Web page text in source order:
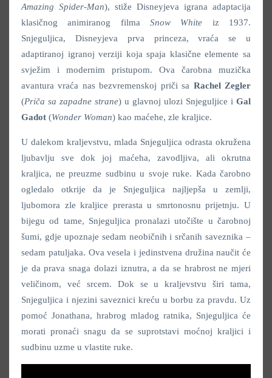
Amazing Spider-Man), stiže Disneyjeva igrana adaptacija
klasičnog animiranog filma Snow White iz 1937.
Snjeguljica, Disneyjeva prva princeza, vraća se u
adaptiranoj igranoj verziji koja spaja klasične elemente sa
svježim i modernim pristupom. Ova čarobna muzička
avantura vraća nas bezvremenskoj priči sa Rachel Zegler
(Priča sa zapadne strane) u glavnoj ulozi Snjeguljice i Gal
Gadot (Wonder Woman) kao maćehe, zle kraljice.
U dalekom kraljevstvu, mlada Snjeguljica odrasta okružena
ljubavlju sve dok joj maćeha, zavodljiva, ali okrutna
kraljica, ne preuzme sudbinu u svoje ruke. Kada čarobno
ogledalo otkrije da je Snjeguljica najljepša u zemlji,
ljubomora zle kraljice prerasta u smrtonosnu prijetnju. U
bijegu od tame, Snjeguljica pronalazi utočište u čarobnoj
šumi, gdje upoznaje sedam neobičnih i srčanih saveznika –
sedam patuljaka. Ova vesela i jedinstvena družina naučit će
je da prava snaga dolazi iznutra, a da se hrabrost ne mjeri
veličinom, već srcem. Dok se u kraljevstvu širi tama,
Snjeguljica i njezini saveznici kreću u borbu za pravdu. Uz
pomoć Jonathana, hrabrog mladog ratnika, Snjeguljica će
morati pronaći snagu da se suprotstavi moćnoj kraljici i
sudbinu uzme u vlastite ruke.